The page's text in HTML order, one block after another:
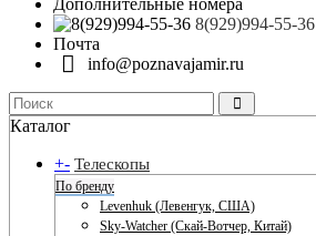
Дополнительные номера
8(929)994-55-36
Почта
info@poznavajamir.ru
Каталог
+- Телескопы
По бренду
Levenhuk (Левенгук, США)
Sky-Watcher (Скай-Вотчер, Китай)